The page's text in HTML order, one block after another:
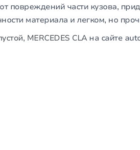
повреждений части кузова,
материала и легком, но
MERCEDES CLAна сайте